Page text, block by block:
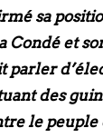
sa
Condé et
parler
des
le